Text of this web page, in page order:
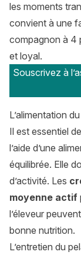
les moments
convient à une
compagnon à 4
et loyal.
Souscrivez à
L’alimentation du
Il est essentiel
l’aide d’une
équilibrée. Elle
d’activité. Les
moyenne actif
l’éleveur
bonne nutrition.
L’entretien du